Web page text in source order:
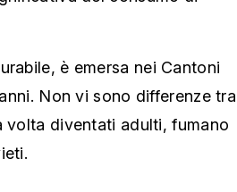
è emersa nei Cantoni
Non vi sono differenze tra
volta diventati adulti, fumano